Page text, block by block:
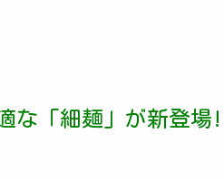
な「細麺」が新登場!